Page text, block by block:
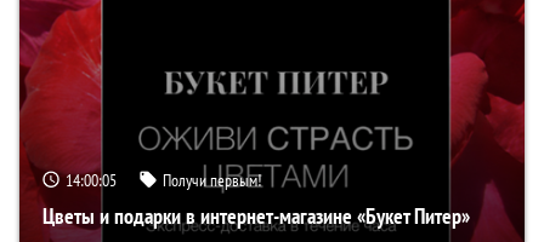
14:00:04 Получи первым!
Цветы и подарки в интернет-магазине «Букет Питер»